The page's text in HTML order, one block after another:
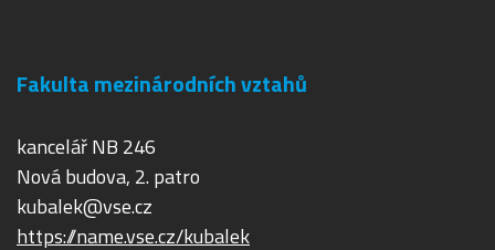
Fakulta mezinárodních vztahů
kancelář NB 246
Nová budova, 2. patro
kubalek@vse.cz
https://name.vse.cz/kubalek